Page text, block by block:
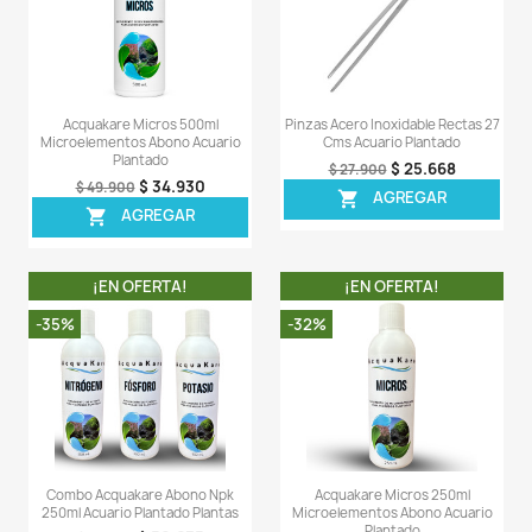
$ 14.900
 AGREGAR
Mineralize 150ml Abono Gh Calcio
Magnesio Acuario Plantado
$ 49.900$ 46.906
 AGREGAR
¡EN OFERTA!
-6%
Acquakare
Microelementos
$ 49.900

¡EN
-30%